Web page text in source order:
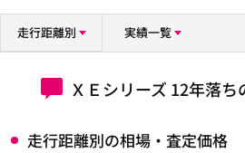
走行距離別 実績一覧
ＸＥシリーズ 12年落
走行距離別の相場・査定価格